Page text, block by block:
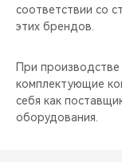
CHERY REMOTE
НАШИ МЕРОПРИЯТИЯ
соответствии со
этих брендов.
При производстве
комплектующие
себя как
оборудования.